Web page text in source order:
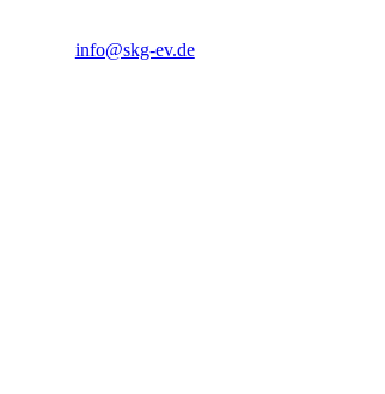
info@skg-ev.de